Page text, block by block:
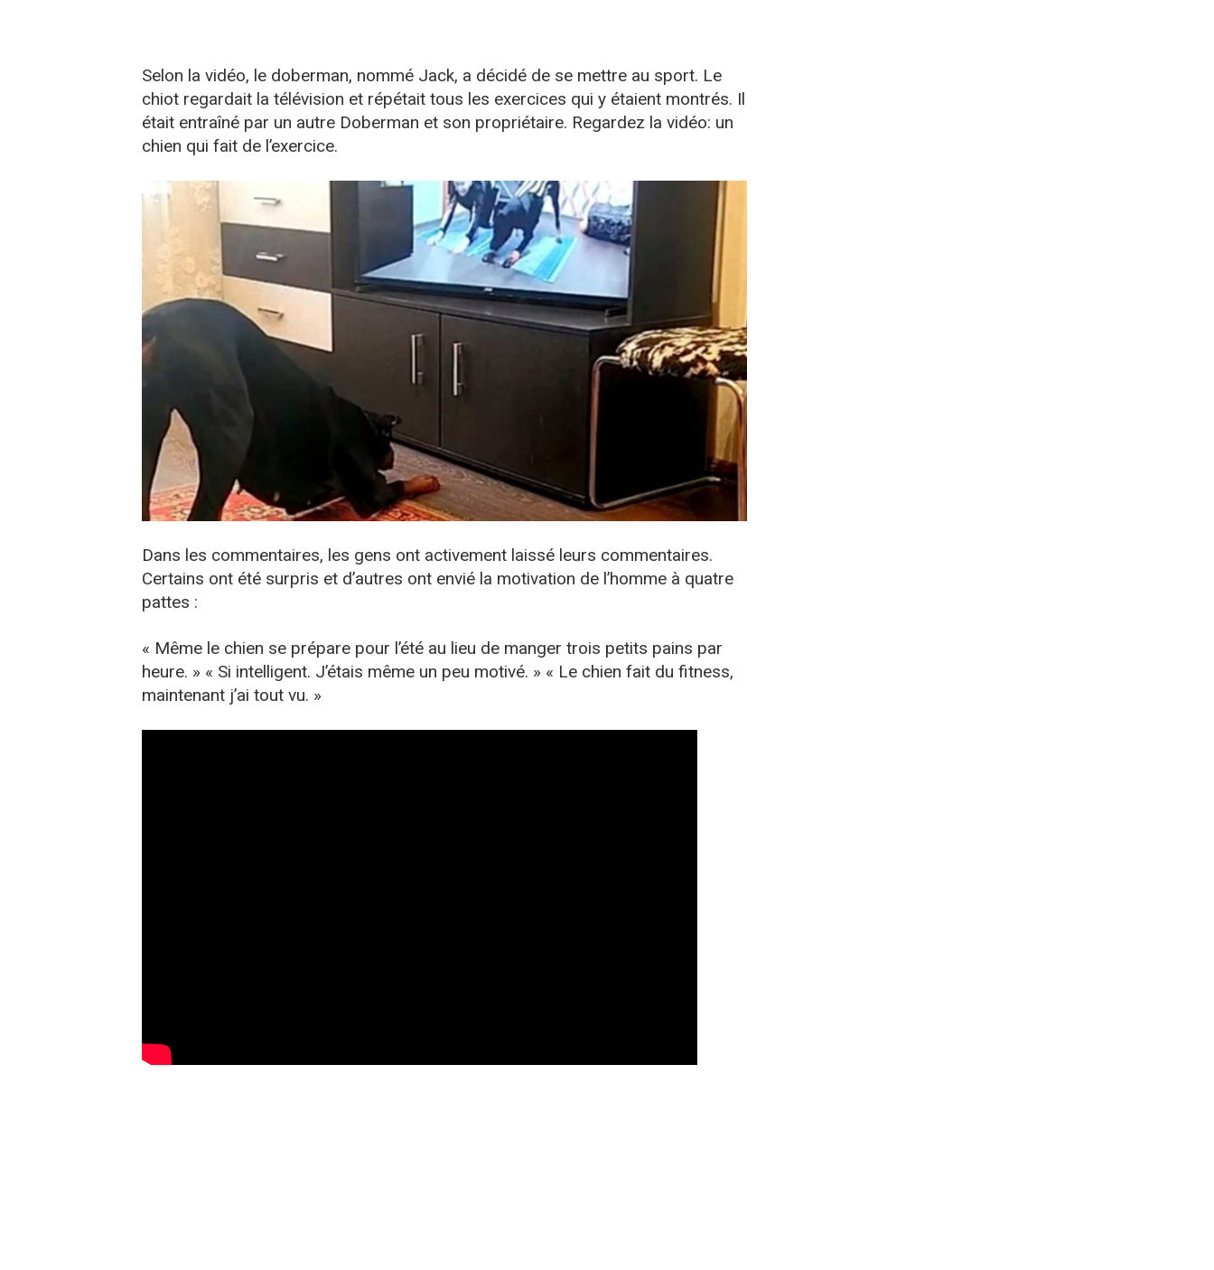
Selon la vidéo, le doberman, nommé Jack, a décidé de se mettre au sport. Le
chiot regardait la télévision et répétait tous les exercices qui y étaient montrés. Il
était entraîné par un autre Doberman et son propriétaire. Regardez la vidéo: un
chien qui fait de l’exercice.
Dans les commentaires, les gens ont activement laissé leurs commentaires.
Certains ont été surpris et d’autres ont envié la motivation de l’homme à quatre
pattes :
« Même le chien se prépare pour l’été au lieu de manger trois petits pains par
heure. » « Si intelligent. J’étais même un peu motivé. » « Le chien fait du fitness,
maintenant j’ai tout vu. »